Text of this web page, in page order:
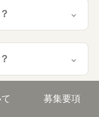
募集要項
にしています